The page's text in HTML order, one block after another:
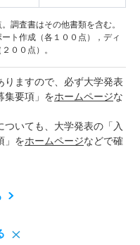
調査書はその他書類を含む。
ト作成（各１００点），ディ
００点）。
ますので、必ず大学発表
集要項」をホームページな
いても、大学発表の「入
」をホームページなどで確